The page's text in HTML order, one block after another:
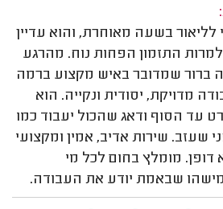
בשעה מאוחרת, והוא עדיין
התזמון הפחות נוח. מהרגע
ברור שמדובר באיש מקצוע ברמה
מדויקת, יסודית ונקייה. הוא
עד הסוף ודאג שהכול יעבוד כמו
שעזב. שירות אדיב, אמין ומקצועי
דופן. מומלץ בחום לכל מי
שבאמת יודע את העבודה.